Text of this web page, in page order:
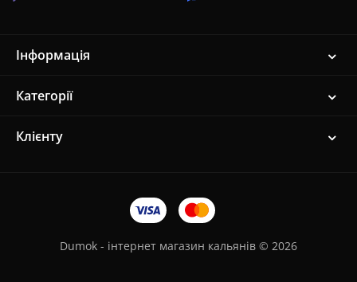
Інформація
Категорії
Клієнту
Dumok - інтернет магазин кальянів © 2026